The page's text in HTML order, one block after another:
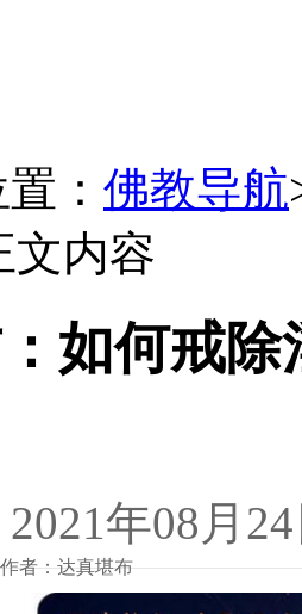
： 佛教导航
文内容
如何戒除
年08月
者：达真堪布